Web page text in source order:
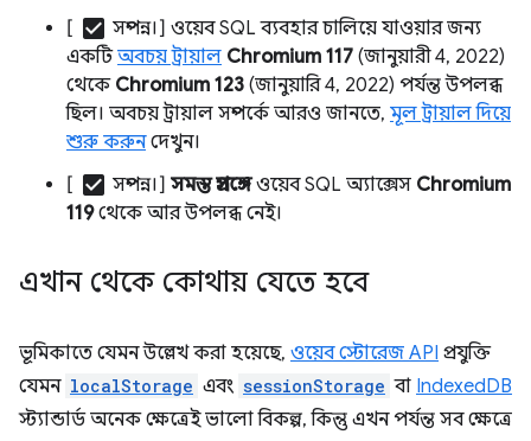
[ check_box সম্পন্ন।] ওয়েব SQL ব্যবহার চালিয়ে যাওয়ার জন্য
একটিঅবচয় ট্রায়াল Chromium 117 (জানুয়ারী 4, 2022)
থেকে Chromium 123 (জানুয়ারি 4, 2022) পর্যন্ত উপলব্ধ
ছিল। অবচয় ট্রায়াল সম্পর্কে আরও জানতে, মূল ট্রায়াল দিয়ে
শুরু করুনদেখুন।
[ check_box সম্পন্ন।] সমস্ত প্রসঙ্গেওয়েব SQL অ্যাক্সেস Chromium
119থেকে আর উপলব্ধ নেই।
এখান থেকে কোথায় যেতে হবে
ভূমিকাতে যেমন উল্লেখ করা হয়েছে, ওয়েব স্টোরেজ API প্রযুক্তি
যেমন localStorage এবং sessionStorage বা IndexedDB
স্ট্যান্ডার্ড অনেক ক্ষেত্রেই ভালো বিকল্প, কিন্তু এখন পর্যন্ত সব ক্ষেত্রে